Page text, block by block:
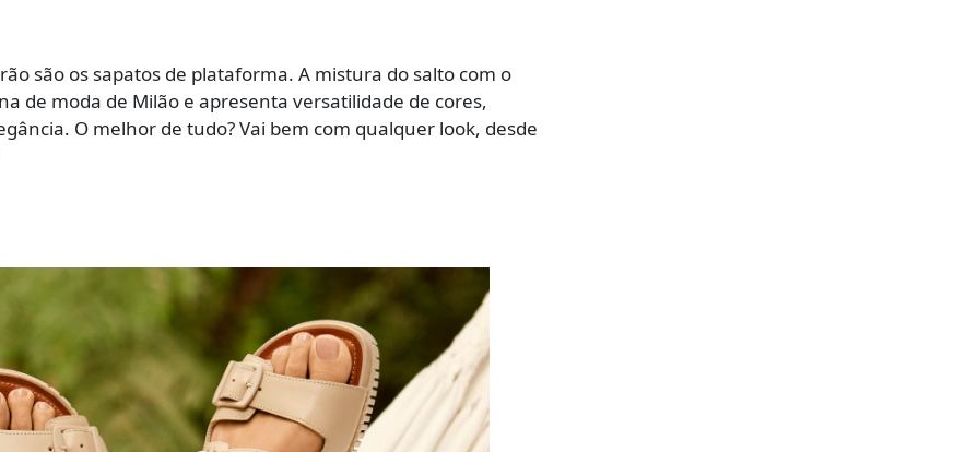
são os sapatos de plataforma. A mistura do salto com o
de moda de Milão e apresenta versatilidade de cores,
O melhor de tudo? Vai bem com qualquer look, desde